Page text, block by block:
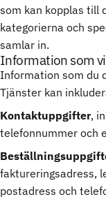
som kan kopplas till
kategorierna och
samlar in.
Information som
Information som du
Tjänster kan
Kontaktuppgifter,
telefonnummer och
faktureringsadress,
postadress och